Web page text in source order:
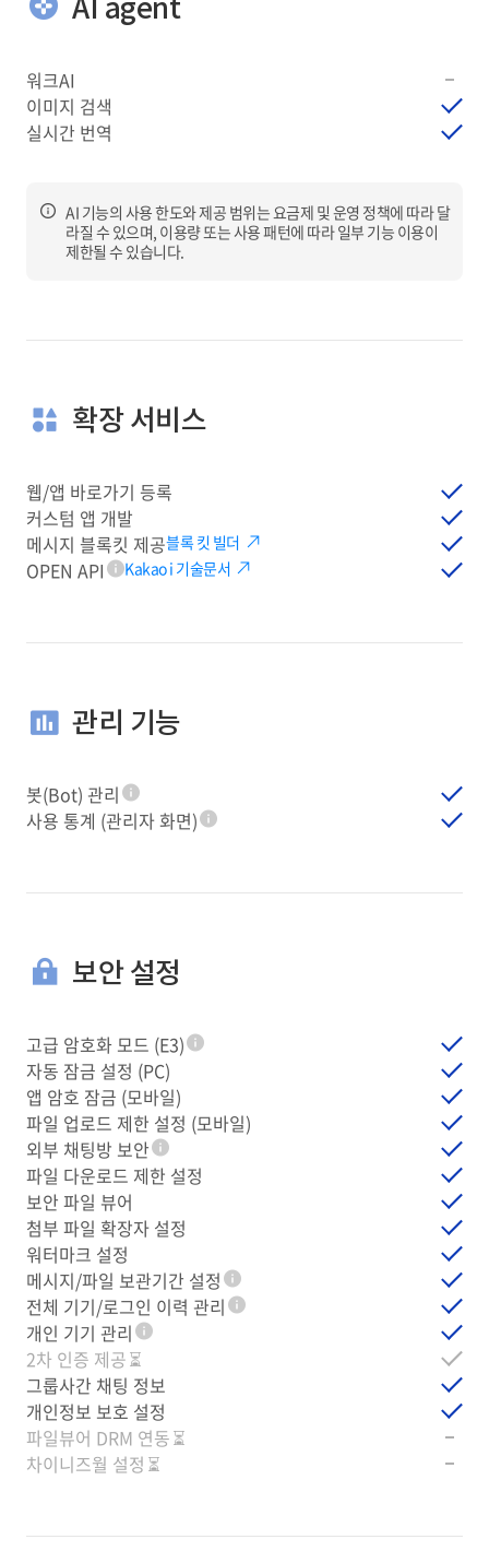
AI agent
워크AI
이미지 검색
실시간 번역
AI 기능의 사용 한도와 제공 범위는 요금제 및 운영 정책에 따라 달
라질 수 있으며, 이용량 또는 사용 패턴에 따라 일부 기능 이용이
제한될 수 있습니다.
확장 서비스
웹/앱 바로가기 등록
커스텀 앱 개발
메시지 블록킷 제공블록 킷 빌더
OPEN API Kakao i 기술문서
관리 기능
봇(Bot) 관리
사용 통계 (관리자 화면)
보안 설정
고급 암호화 모드 (E3)
자동 잠금 설정 (PC)
앱 암호 잠금 (모바일)
파일 업로드 제한 설정 (모바일)
외부 채팅방 보안
파일 다운로드 제한 설정
보안 파일 뷰어
첨부 파일 확장자 설정
워터마크 설정
메시지/파일 보관기간 설정
전체 기기/로그인 이력 관리
개인 기기 관리
2차 인증 제공⏳
그룹사간 채팅 정보
개인정보 보호 설정
파일뷰어 DRM 연동⏳
차이니즈월 설정 ⏳